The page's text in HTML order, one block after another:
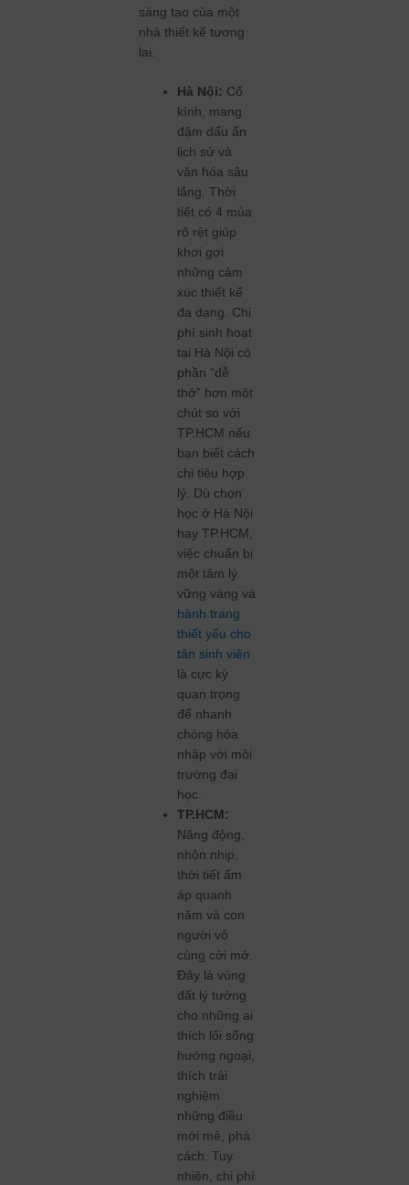
sáng tạo của một
nhà thiết kế tương
lai.
Hà Nội: Cổ
kính, mang
đậm dấu ấn
lịch sử và
văn hóa sâu
lắng. Thời
tiết có 4 mùa
rõ rệt giúp
khơi gợi
những cảm
xúc thiết kế
đa dạng. Chi
phí sinh hoạt
tại Hà Nội có
phần “dễ
thở” hơn một
chút so với
TP.HCM nếu
bạn biết cách
chi tiêu hợp
lý. Dù chọn
học ở Hà Nội
hay TP.HCM,
việc chuẩn bị
một tâm lý
vững vàng và
hành trang
thiết yếu cho
tân sinh viên
là cực kỳ
quan trọng
để nhanh
chóng hòa
nhập với môi
trường đại
học.
TP.HCM:
Năng động,
nhộn nhịp,
thời tiết ấm
áp quanh
năm và con
người vô
cùng cởi mở.
Đây là vùng
đất lý tưởng
cho những ai
thích lối sống
hướng ngoại,
thích trải
nghiệm
những điều
mới mẻ, phá
cách. Tuy
nhiên, chi phí